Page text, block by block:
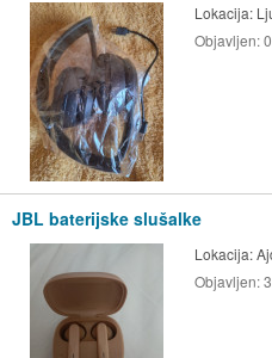
Lokacija:
Objavljen:
JBL baterijske slušalke
Lokacija:
Objavljen: